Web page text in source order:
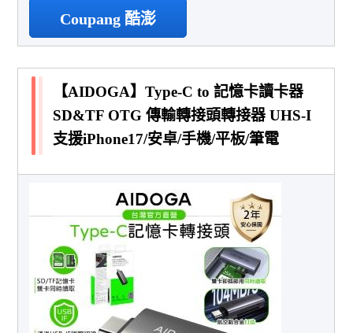
Coupang 酷澎
【AIDOGA】Type-C to 記憶卡讀卡器
SD&TF OTG 傳輸轉接頭轉接器 UHS-I
支援iPhone17/安卓/手機/平板/筆電